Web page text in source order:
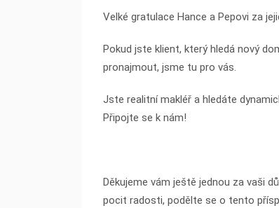
Velké gratulace Hance a Pepovi za
Pokud jste klient, který hledá nový
pronajmout, jsme tu pro vás.
Jste realitní makléř a hledáte
Připojte se k nám!
Děkujeme vám ještě jednou za vaši
pocit radosti, podělte se o tento